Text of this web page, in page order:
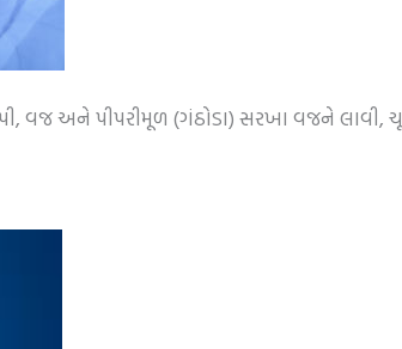
વજ અને પીપરીમૂળ (ગંઠોડા) સરખા વજને